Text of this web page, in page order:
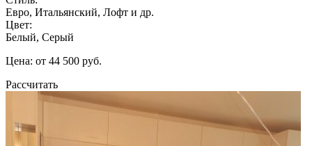
Евро, Итальянский, Лофт и др.
Цвет:
Белый, Серый
Цена: от 44 500 руб.
Рассчитать